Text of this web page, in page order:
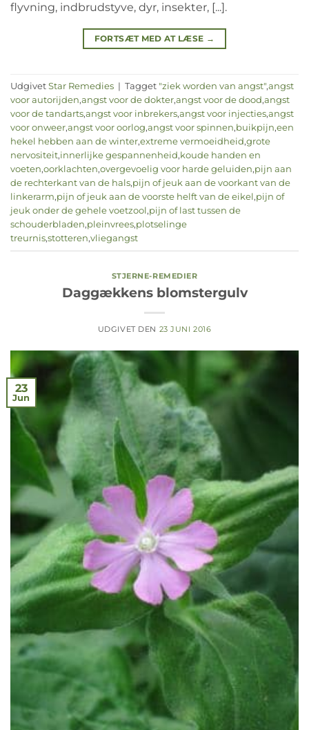
flyvning, indbrudstyve, dyr, insekter, [...].
FORTSÆT MED AT LÆSE →
Udgivet Star Remedies | Tagget "ziek worden van angst",angst
voor autorijden,angst voor de dokter,angst voor de dood,angst
voor de tandarts,angst voor inbrekers,angst voor injecties,angst
voor onweer,angst voor oorlog,angst voor spinnen,buikpijn,een
hekel hebben aan de winter,extreme vermoeidheid,grote
nervositeit,innerlijke gespannenheid,koude handen en
voeten,oorklachten,overgevoelig voor harde geluiden,pijn aan
de rechterkant van de hals,pijn of jeuk aan de voorkant van de
linkerarm,pijn of jeuk aan de voorste helft van de eikel,pijn of
jeuk onder de gehele voetzool,pijn of last tussen de
schouderbladen,pleinvrees,plotselinge
treurnis,stotteren,vliegangst
STJERNE-REMEDIER
Daggækkens blomstergulv
UDGIVET DEN 23 JUNI 2016
23
Jun